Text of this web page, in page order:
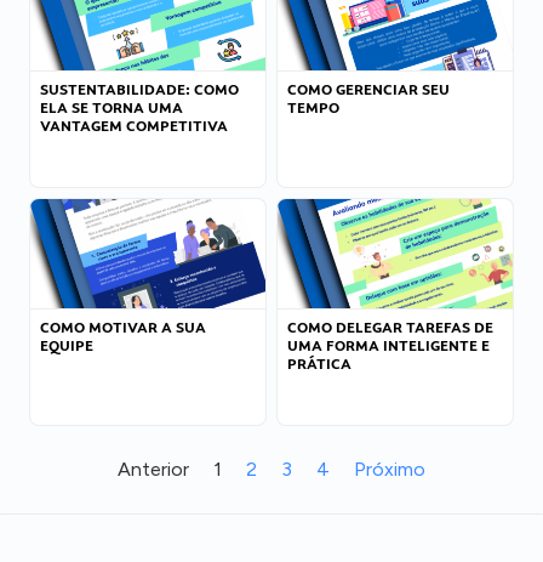
SUSTENTABILIDADE: COMO
ELA SE TORNA UMA
VANTAGEM COMPETITIVA
COMO GERENCIAR SEU
TEMPO
COMO MOTIVAR A SUA
EQUIPE
COMO DELEGAR TAREFAS DE
UMA FORMA INTELIGENTE E
PRÁTICA
Anterior 1 2 3 4 Próximo